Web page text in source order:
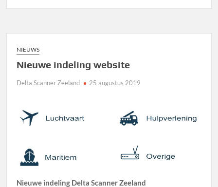
NIEUWS
Nieuwe indeling website
Delta Scanner Zeeland 25 augustus 2019
Nieuwe indeling Delta Scanner Zeeland